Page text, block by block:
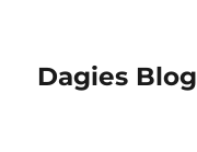
Dagies Blog